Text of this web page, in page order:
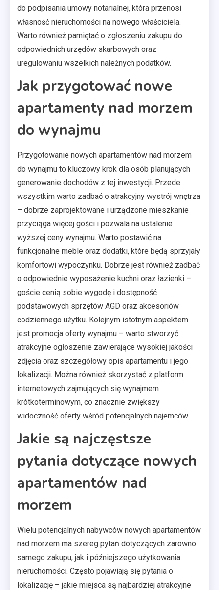
do podpisania umowy notarialnej, która przenosi
własność nieruchomości na nowego właściciela.
Warto również pamiętać o zgłoszeniu zakupu do
odpowiednich urzędów skarbowych oraz
uregulowaniu wszelkich należnych podatków.
Jak przygotować nowe
apartamenty nad morzem
do wynajmu
Przygotowanie nowych apartamentów nad morzem
do wynajmu to kluczowy krok dla osób planujących
generowanie dochodów z tej inwestycji. Przede
wszystkim warto zadbać o atrakcyjny wystrój wnętrza
– dobrze zaprojektowane i urządzone mieszkanie
przyciąga więcej gości i pozwala na ustalenie
wyższej ceny wynajmu. Warto postawić na
funkcjonalne meble oraz dodatki, które będą sprzyjały
komfortowi wypoczynku. Dobrze jest również zadbać
o odpowiednie wyposażenie kuchni oraz łazienki –
goście cenią sobie wygodę i dostępność
podstawowych sprzętów AGD oraz akcesoriów
codziennego użytku. Kolejnym istotnym aspektem
jest promocja oferty wynajmu – warto stworzyć
atrakcyjne ogłoszenie zawierające wysokiej jakości
zdjęcia oraz szczegółowy opis apartamentu i jego
lokalizacji. Można również skorzystać z platform
internetowych zajmujących się wynajmem
krótkoterminowym, co znacznie zwiększy
widoczność oferty wśród potencjalnych najemców.
Jakie są najczęstsze
pytania dotyczące nowych
apartamentów nad
morzem
Wielu potencjalnych nabywców nowych apartamentów
nad morzem ma szereg pytań dotyczących zarówno
samego zakupu, jak i późniejszego użytkowania
nieruchomości. Często pojawiają się pytania o
lokalizację – jakie miejsca są najbardziej atrakcyjne